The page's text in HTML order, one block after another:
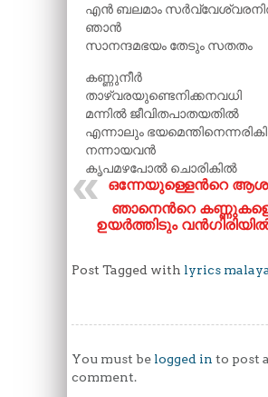
എൻ ബലമാം
ഞാൻ
സാനന്ദമഭയം തേടും സതതം
കണ്ണുനീർ
താഴ്വരയുണ്ടെനിക്കനവധി
മന്നിൽ ജീവിതപാതയതിൽ
എന്നാലും
നന്നായവൻ
കൃപമഴപോൽ ചൊരികിൽ
ഒന്നേയുള്ളെന്‍റെ
ഞാനെന്‍റെ
ഉയർത്തിടും
Post Tagged with lyrics
You must be logged in to post a
comment.